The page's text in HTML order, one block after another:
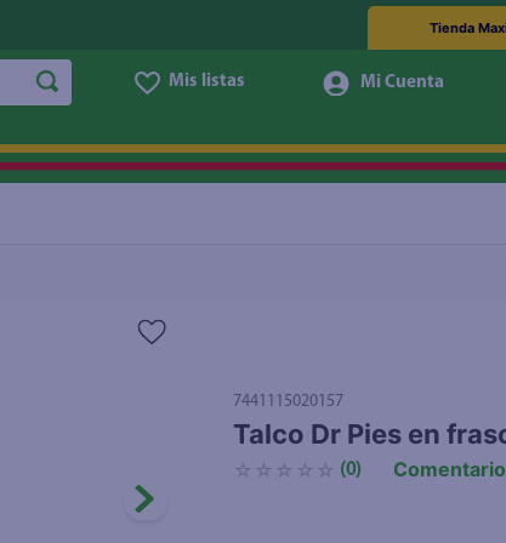
Tienda
Mis listas
7441115020157
Talco Dr Pies en
☆ ☆ ☆ ☆ ☆ (0)